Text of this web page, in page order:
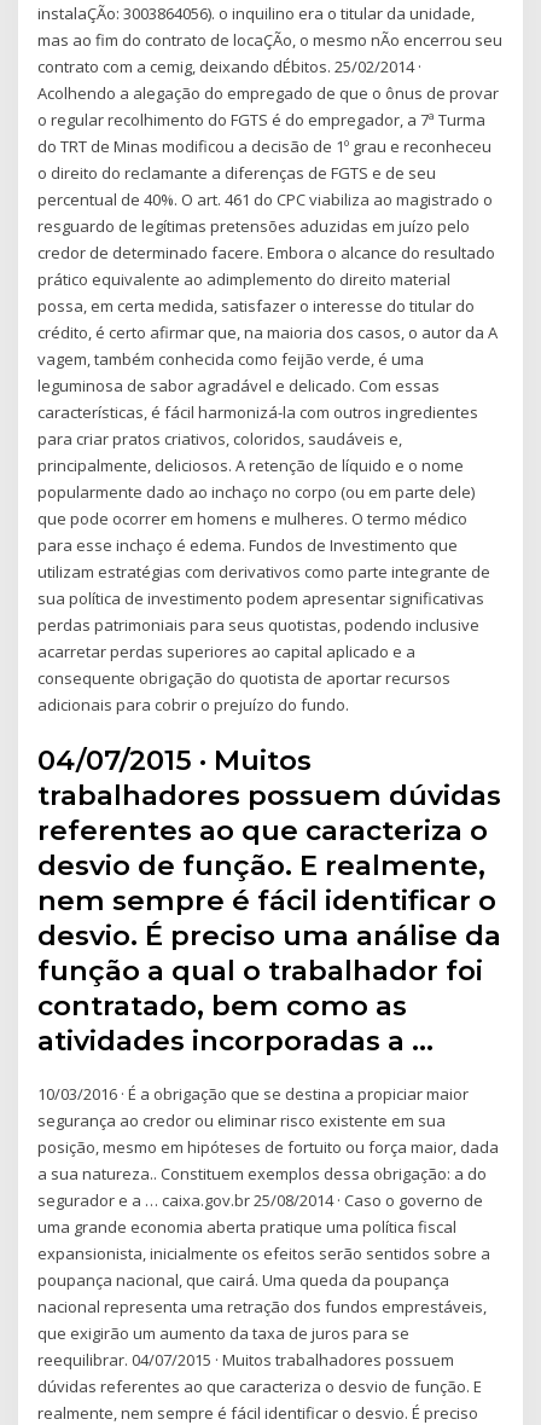
instalaÇÃo: 3003864056). o inquilino era o titular da unidade,
mas ao fim do contrato de locaÇÃo, o mesmo nÃo encerrou seu
contrato com a cemig, deixando dÉbitos. 25/02/2014 ·
Acolhendo a alegação do empregado de que o ônus de provar
o regular recolhimento do FGTS é do empregador, a 7ª Turma
do TRT de Minas modificou a decisão de 1º grau e reconheceu
o direito do reclamante a diferenças de FGTS e de seu
percentual de 40%. O art. 461 do CPC viabiliza ao magistrado o
resguardo de legítimas pretensões aduzidas em juízo pelo
credor de determinado facere. Embora o alcance do resultado
prático equivalente ao adimplemento do direito material
possa, em certa medida, satisfazer o interesse do titular do
crédito, é certo afirmar que, na maioria dos casos, o autor da A
vagem, também conhecida como feijão verde, é uma
leguminosa de sabor agradável e delicado. Com essas
características, é fácil harmonizá-la com outros ingredientes
para criar pratos criativos, coloridos, saudáveis e,
principalmente, deliciosos. A retenção de líquido e o nome
popularmente dado ao inchaço no corpo (ou em parte dele)
que pode ocorrer em homens e mulheres. O termo médico
para esse inchaço é edema. Fundos de Investimento que
utilizam estratégias com derivativos como parte integrante de
sua política de investimento podem apresentar significativas
perdas patrimoniais para seus quotistas, podendo inclusive
acarretar perdas superiores ao capital aplicado e a
consequente obrigação do quotista de aportar recursos
adicionais para cobrir o prejuízo do fundo.
04/07/2015 · Muitos
trabalhadores possuem dúvidas
referentes ao que caracteriza o
desvio de função. E realmente,
nem sempre é fácil identificar o
desvio. É preciso uma análise da
função a qual o trabalhador foi
contratado, bem como as
atividades incorporadas a …
10/03/2016 · É a obrigação que se destina a propiciar maior
segurança ao credor ou eliminar risco existente em sua
posição, mesmo em hipóteses de fortuito ou força maior, dada
a sua natureza.. Constituem exemplos dessa obrigação: a do
segurador e a … caixa.gov.br 25/08/2014 · Caso o governo de
uma grande economia aberta pratique uma política fiscal
expansionista, inicialmente os efeitos serão sentidos sobre a
poupança nacional, que cairá. Uma queda da poupança
nacional representa uma retração dos fundos emprestáveis,
que exigirão um aumento da taxa de juros para se
reequilibrar. 04/07/2015 · Muitos trabalhadores possuem
dúvidas referentes ao que caracteriza o desvio de função. E
realmente, nem sempre é fácil identificar o desvio. É preciso